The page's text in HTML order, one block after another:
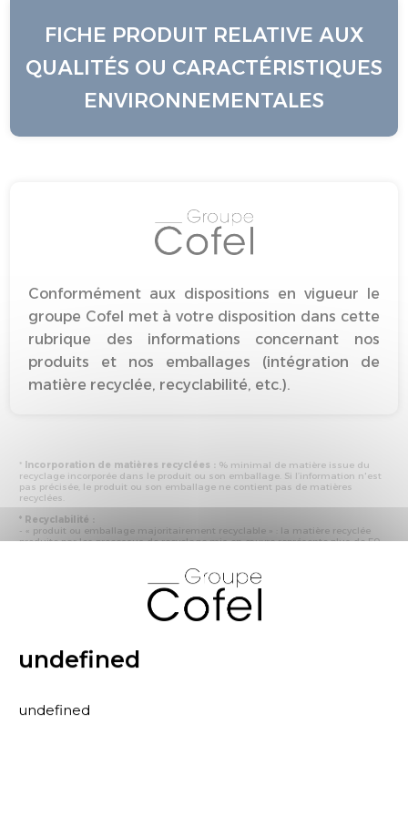
FICHE PRODUIT RELATIVE AUX
QUALITÉS OU CARACTÉRISTIQUES
ENVIRONNEMENTALES
Conformément aux dispositions en vigueur le
groupe Cofel met à votre disposition dans cette
rubrique des informations concernant nos
produits et nos emballages (intégration de
matière recyclée, recyclabilité, etc.).
* Incorporation de matières recyclées : % minimal de matière issue du
recyclage incorporée dans le produit ou son emballage. Si l’information n'est
pas précisée, le produit ou son emballage ne contient pas de matières
recyclées.
* Recyclabilité :
- « produit ou emballage majoritairement recyclable » : la matière recyclée
produite par les processus de recyclage mis en œuvre représente plus de 50
produite par les processus de recyclage mis en œuvre représente plus de 95
% en masse du déchet collecté
* Primes et pénalités appliquées au produit :nous déclarons dans cette
rubrique les primes et pénalités déclarées à ECOMAISON et CITEO (Eco
undefined
undefined